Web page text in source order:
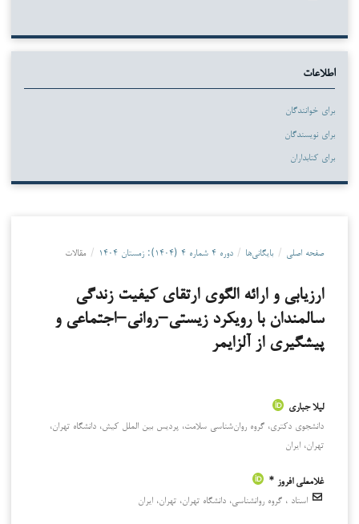
اطلاعات
برای خوانندگان
برای نویسندگان
برای کتابداران
صفحه اصلی / بایگانی‌ها / دوره ۴ شماره ۴ (۱۴۰۴): زمستان ۱۴۰۴ / مقالات
ارزیابی و ارائه الگوی ارتقای کیفیت زندگی
سالمندان با رویکرد زیستی–روانی–اجتماعی و
پیشگیری از آلزایمر
لیلا جباری
دانشجوی دکتری، گروه روان‌شناسی سلامت، پردیس بین الملل کیش، دانشگاه تهران،
تهران، ایران
غلامعلی افروز *
استاد ، گروه روانشناسی، دانشگاه تهران، تهران، ایران